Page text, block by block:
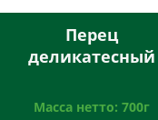
Перец
деликатесный
Масса нетто: 700г